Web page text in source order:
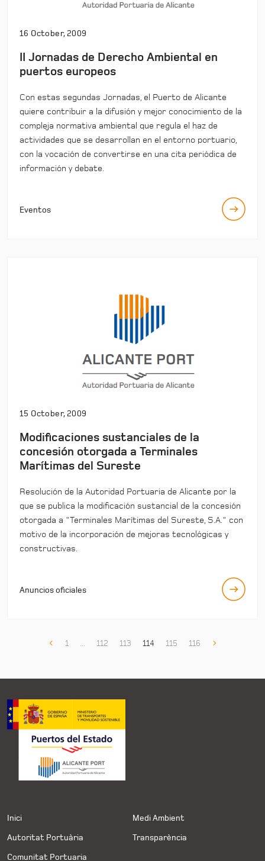
16 October, 2009
II Jornadas de Derecho Ambiental en
puertos europeos
Con estas segundas Jornadas, el Puerto de Alicante
quiere contribuir a la difusión y mejor conocimiento de la
compleja normativa ambiental que regula el haz de
actividades que se desarrollan en el entorno portuario,
con la vocación de convertirse en una cita periódica de
información y debate.
Eventos
15 October, 2009
Modificaciones sustanciales de la
concesión otorgada a Terminales
Marítimas del Sureste
Resolución de la Autoridad Portuaria de Alicante por la
que se publica la modificación sustancial de la concesión
otorgada a "Terminales Marítimas del Sureste, S.A." con
motivo de la incorporación de mejoras tecnológicas y
constructivas.
Anuncios oficiales
1 ... 112 113 114 115 116
Inici
Autoritat Portuària
Comunitat Portuaria
Medi Ambient
Transparència